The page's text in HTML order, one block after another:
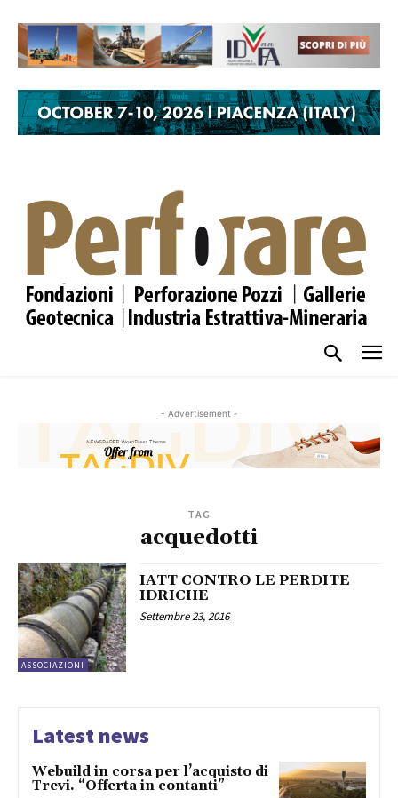
- Advertisement -
TAG
acquedotti
ASSOCIAZIONI
IATT CONTRO LE PERDITE
IDRICHE
Settembre 23, 2016
Latest news
Webuild in corsa per l’acquisto di
Trevi. “Offerta in contanti”